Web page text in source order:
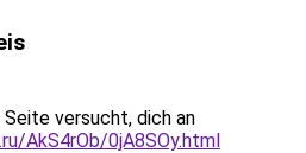
versucht, dich an
AkS4rOb/0jA8SOy.html